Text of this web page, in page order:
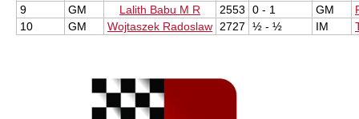
9
GM Lalith Babu M R 2553 0 - 1 GM
10
GM Wojtaszek Radoslaw 2727 ½ - ½ IM